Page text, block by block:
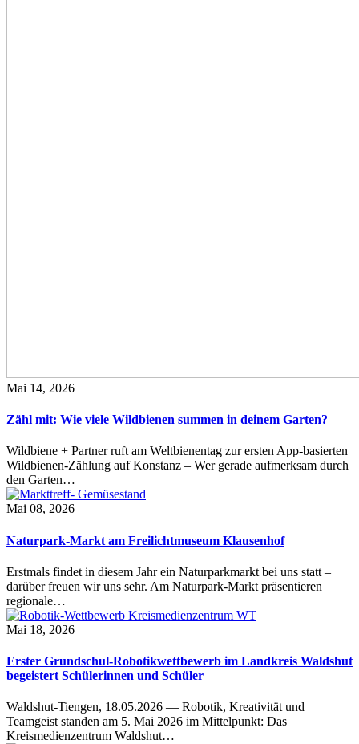
Mai 14, 2026
Zähl mit: Wie viele Wildbienen summen in deinem Garten?
Wildbiene + Partner ruft am Weltbienentag zur ersten App-basierten
Wildbienen-Zählung auf Konstanz – Wer gerade aufmerksam durch
den Garten…
Mai 08, 2026
Naturpark-Markt am Freilichtmuseum Klausenhof
Erstmals findet in diesem Jahr ein Naturparkmarkt bei uns statt –
darüber freuen wir uns sehr. Am Naturpark-Markt präsentieren
regionale…
Mai 18, 2026
Erster Grundschul-Robotikwettbewerb im Landkreis Waldshut
begeistert Schülerinnen und Schüler
Waldshut-Tiengen, 18.05.2026 — Robotik, Kreativität und
Teamgeist standen am 5. Mai 2026 im Mittelpunkt: Das
Kreismedienzentrum Waldshut…